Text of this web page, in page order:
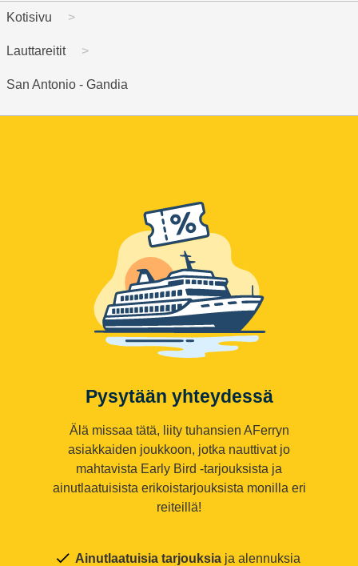
Kotisivu
Lauttareitit
San Antonio - Gandia
Pysytään yhteydessä
Älä missaa tätä, liity tuhansien AFerryn
asiakkaiden joukkoon, jotka nauttivat jo
mahtavista Early Bird -tarjouksista ja
ainutlaatuisista erikoistarjouksista monilla eri
reiteillä!
Ainutlaatuisia tarjouksia ja alennuksia